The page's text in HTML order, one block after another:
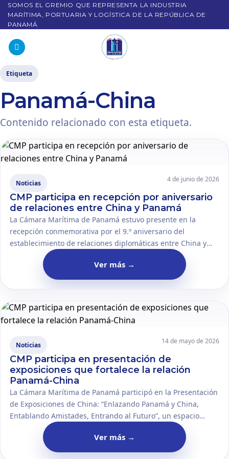
SOMOS EL GREMIO QUE REPRESENTA LA INDUSTRIA
MARÍTIMA, PORTUARIA Y LOGÍSTICA DE LA REPÚBLICA DE
PANAMÁ
Etiqueta
Panamá-China
Contenido relacionado con esta etiqueta.
Noticias 4 de junio de 2026
CMP participa en recepción por aniversario
de relaciones entre China y Panamá
La Cámara Marítima de Panamá estuvo presente en la
recepción conmemorativa por el 9.º aniversario del
establecimiento de relaciones diplomáticas entre China y
Panamá. La actividad también incluyó la despedida de la
embajadora y la inauguración de la exposición artística del
Sr. Wang Chengliang.
Ver más →
Noticias 14 de mayo de 2026
CMP participa en presentación de
exposiciones que fortalece la relación
Panamá-China
La Cámara Marítima de Panamá participó en la Presentación
de Exposiciones de China: “Enlazando Panamá y China,
Entablando Amistades, Entrando al Futuro”, un espacio
orientado al intercambio y la cooperación entre ambas
naciones. La actividad promovió nuevas oportunidades de
desarrollo, comercio e innovación para el sector.
Ver más →